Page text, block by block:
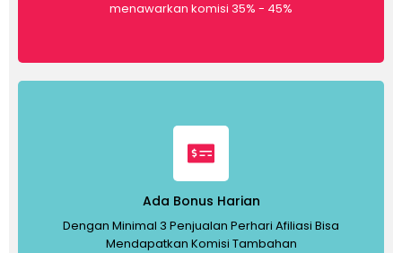
menawarkan komisi 35% - 45%
Ada Bonus Harian
Dengan Minimal 3 Penjualan Perhari Afiliasi Bisa
Mendapatkan Komisi Tambahan